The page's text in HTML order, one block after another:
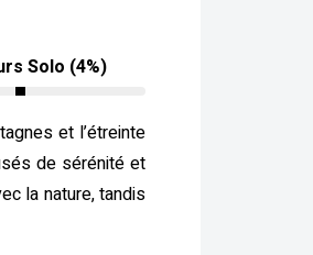
Solo (4%)
et l’étreinte
de sérénité et
la nature, tandis